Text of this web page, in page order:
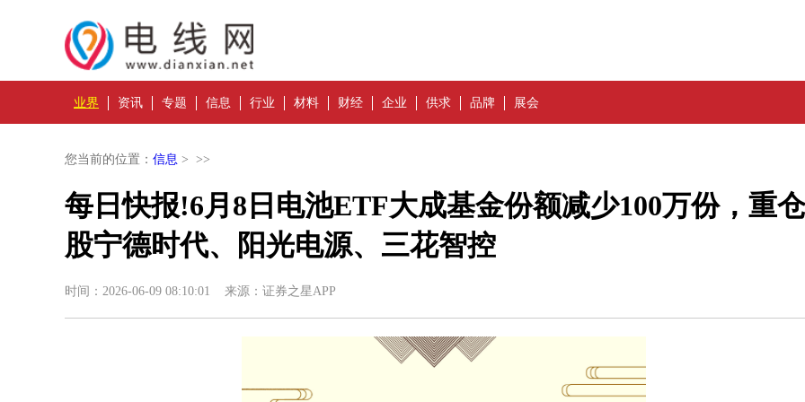
业界 资讯 专题 信息 行业 材料 财经 企业 供求 品牌 展会
您当前的位置： 信息 > >>
每日快报!6月8日电池ETF大成基金份额减少100万份，重仓
股宁德时代、阳光电源、三花智控
时间：2026-06-09 08:10:01 来源：证券之星APP